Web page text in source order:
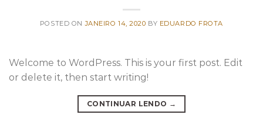
POSTED ONJANEIRO 14, 2020 BY EDUARDO FROTA
Welcome to WordPress. This is your first post. Edit
or delete it, then start writing!
CONTINUAR LENDO →